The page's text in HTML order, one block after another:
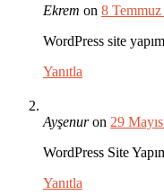
Ekrem on 8
WordPress site
Yanıtla
Ayşenuron 29
WordPress Site
Yanıtla